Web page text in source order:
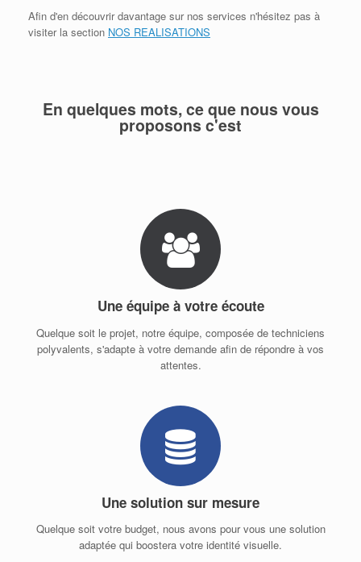
Afin d'en découvrir davantage sur nos services n'hésitez pas à
visiter la section NOS REALISATIONS
En quelques mots, ce que nous vous
proposons c'est
Une équipe à votre écoute
Quelque soit le projet, notre équipe, composée de techniciens
polyvalents, s'adapte à votre demande afin de répondre à vos
attentes.
Une solution sur mesure
Quelque soit votre budget, nous avons pour vous une solution
adaptée qui boostera votre identité visuelle.